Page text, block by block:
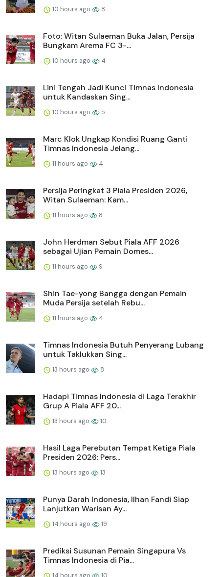
10 hours ago 8
Foto: Witan Sulaeman Buka Jalan, Persija
Bungkam Arema FC 3-...
10 hours ago 4
Lini Tengah Jadi Kunci Timnas Indonesia
untuk Kandaskan Sing...
10 hours ago 5
Marc Klok Ungkap Kondisi Ruang Ganti
Timnas Indonesia Jelang...
11 hours ago 4
Persija Peringkat 3 Piala Presiden 2026,
Witan Sulaeman: Kam...
11 hours ago 8
John Herdman Sebut Piala AFF 2026
sebagai Ujian Pemain Domes...
11 hours ago 9
Shin Tae-yong Bangga dengan Pemain
Muda Persija setelah Rebu...
11 hours ago 4
Timnas Indonesia Butuh Penyerang Lubang
untuk Taklukkan Sing...
13 hours ago 8
Hadapi Timnas Indonesia di Laga Terakhir
Grup A Piala AFF 20...
13 hours ago 10
Hasil Laga Perebutan Tempat Ketiga Piala
Presiden 2026: Pers...
13 hours ago 13
Punya Darah Indonesia, Ilhan Fandi Siap
Lanjutkan Warisan Ay...
14 hours ago 19
Prediksi Susunan Pemain Singapura Vs
Timnas Indonesia di Pia...